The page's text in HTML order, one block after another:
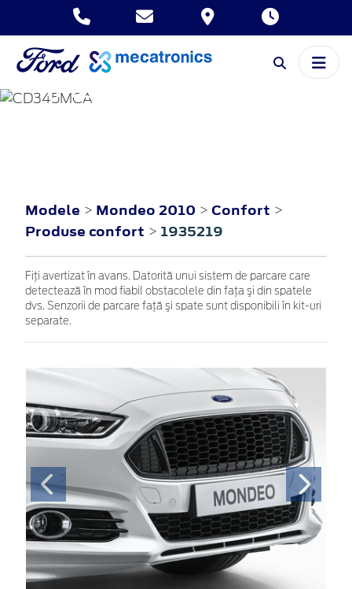
MONDEO
Modele > Mondeo 2010 > Confort >
Produse confort > 1935219
Fiţi avertizat în avans. Datorită unui sistem de parcare care
detectează în mod fiabil obstacolele din faţa şi din spatele
dvs. Senzorii de parcare faţă şi spate sunt disponibili în kit-uri
separate.